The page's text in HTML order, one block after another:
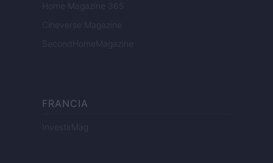
Home Magazine 365
Cineverse Magazine
SecondHomeMagazine
FRANCIA
InvestirMag